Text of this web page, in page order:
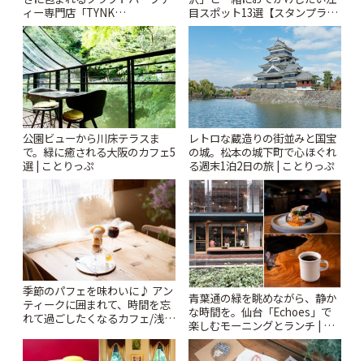
ィー専門店「TYNK
Kabutocho」 | ことりっぷ
目スポット13選【スタンプラリ
ー開催中】 | ことりっぷ
公園ビューから川床テラスま
で。緑に癒される大阪のカフェ5
選 | ことりっぷ
レトロな蔵造りの街並みと国宝
の城。松本の城下町で心ほぐれ
る週末1泊2日の旅 | ことりっぷ
季節のパフェを味わいに♪ アン
ティークに囲まれて、時間を忘
れて過ごしたくなるカフェ/浅草
青葉通の緑を眺めながら、静か
な時間を。仙台「Echoes」で
楽しむモーニングとランチ | こ
とりっぷ